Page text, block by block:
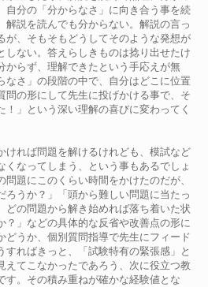
自分の「分からなさ」に向き合う事を続
解説を読んでも分からない。解説の言っ
が、そもそもどうしてそのような発想が
しない。答えらしきものは捻り出せたけ
からず、理解できたという手応えが無
なさ」の段階の中で、自分はどこに位置
問の形にして先生に投げかける事で、そ
」という深い理解の喜びに変わってく
ければ問題を解けるけれども、模試など
くなってしまう、という事もあるでしょ
題にこのくらい時間をかけたのだが、
ろうか？」「頭から難しい問題に当たっ
どの問題から解き始めれば落ち着いた状
？」などの具体的な反省や改善点の形に
どうか、個別質問指導で先生にフィード
すればきっと、「試験特有の緊張感」と
えてこなかったであろう、次に役立つ教
す。その積み重ねが確かな経験値とな